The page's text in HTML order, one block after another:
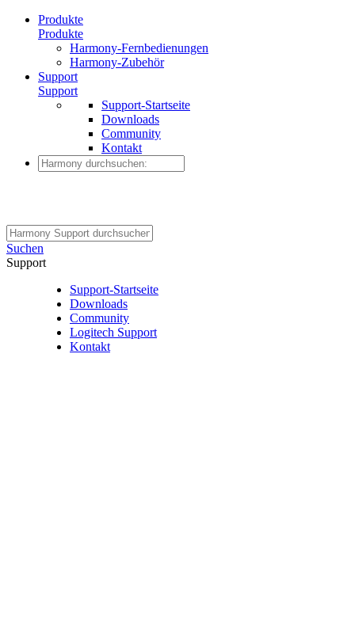
Produkte
Produkte
Harmony-Fernbedienungen
Harmony-Zubehör
Support
Support
Support-Startseite
Downloads
Community
Kontakt
Suchen
Support
Support-Startseite
Downloads
Community
Logitech Support
Kontakt